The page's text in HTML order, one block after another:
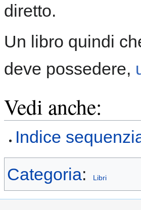
diretto.
Un libro quindi
deve possedere,
Vedi anche:
Indice
Categoria: Libri